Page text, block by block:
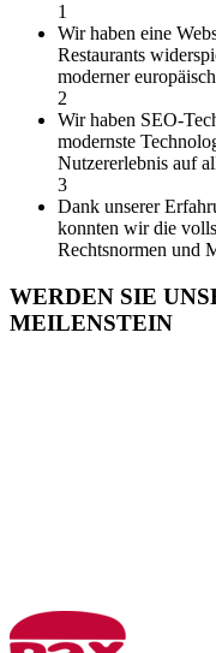
1
Wir haben eine
Restaurants
moderner
2
Wir haben SEO-
modernste
Nutzererlebnis auf
3
Dank unserer
konnten wir die
Rechtsnormen und
WERDEN SIE
MEILENSTEIN